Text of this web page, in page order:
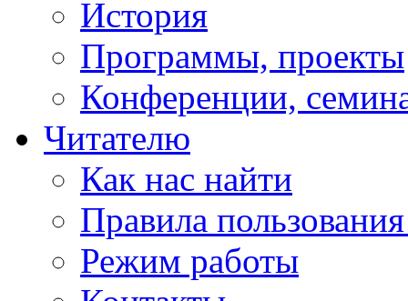
История
Программы, проекты
Конференции,
Читателю
Как нас найти
Правила
Режим работы